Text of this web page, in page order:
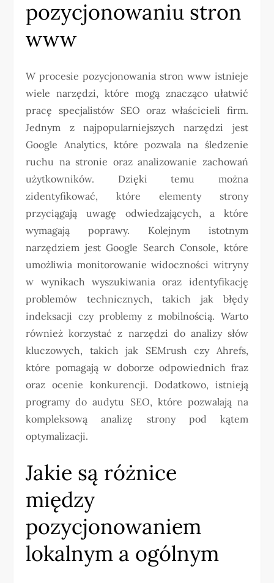
pozycjonowaniu stron
www
W procesie pozycjonowania stron www istnieje
wiele narzędzi, które mogą znacząco ułatwić
pracę specjalistów SEO oraz właścicieli firm.
Jednym z najpopularniejszych narzędzi jest
Google Analytics, które pozwala na śledzenie
ruchu na stronie oraz analizowanie zachowań
użytkowników. Dzięki temu można
zidentyfikować, które elementy strony
przyciągają uwagę odwiedzających, a które
wymagają poprawy. Kolejnym istotnym
narzędziem jest Google Search Console, które
umożliwia monitorowanie widoczności witryny
w wynikach wyszukiwania oraz identyfikację
problemów technicznych, takich jak błędy
indeksacji czy problemy z mobilnością. Warto
również korzystać z narzędzi do analizy słów
kluczowych, takich jak SEMrush czy Ahrefs,
które pomagają w doborze odpowiednich fraz
oraz ocenie konkurencji. Dodatkowo, istnieją
programy do audytu SEO, które pozwalają na
kompleksową analizę strony pod kątem
optymalizacji.
Jakie są różnice
między
pozycjonowaniem
lokalnym a ogólnym